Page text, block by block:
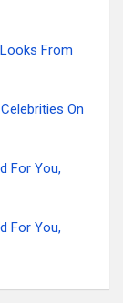
From
On
For You,
For You,